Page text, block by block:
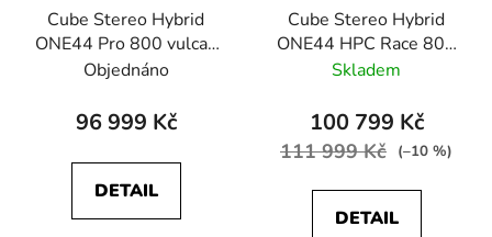
Cube Stereo Hybrid
ONE44 Pro 800 vulcan
´n´orange
Objednáno
96 999 Kč
DETAIL
Cube Stereo Hybrid
ONE44 HPC Race 800
driedherbs´n´black
Skladem
100 799 Kč
111 999 Kč (–10 %)
DETAIL